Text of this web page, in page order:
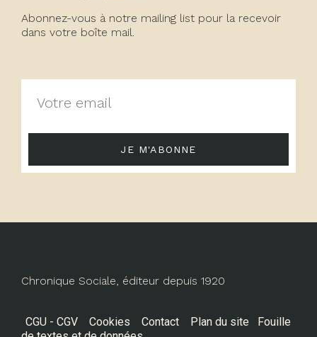
Abonnez-vous à notre mailing list pour la recevoir
dans votre boîte mail.
JE M'ABONNE
Chronique Sociale, éditeur depuis 1920
CGU - CGV Cookies Contact Plan du site
Fouille